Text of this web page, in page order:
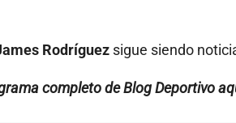
Rodríguez sigue siendo
completo de Blog Deportivo